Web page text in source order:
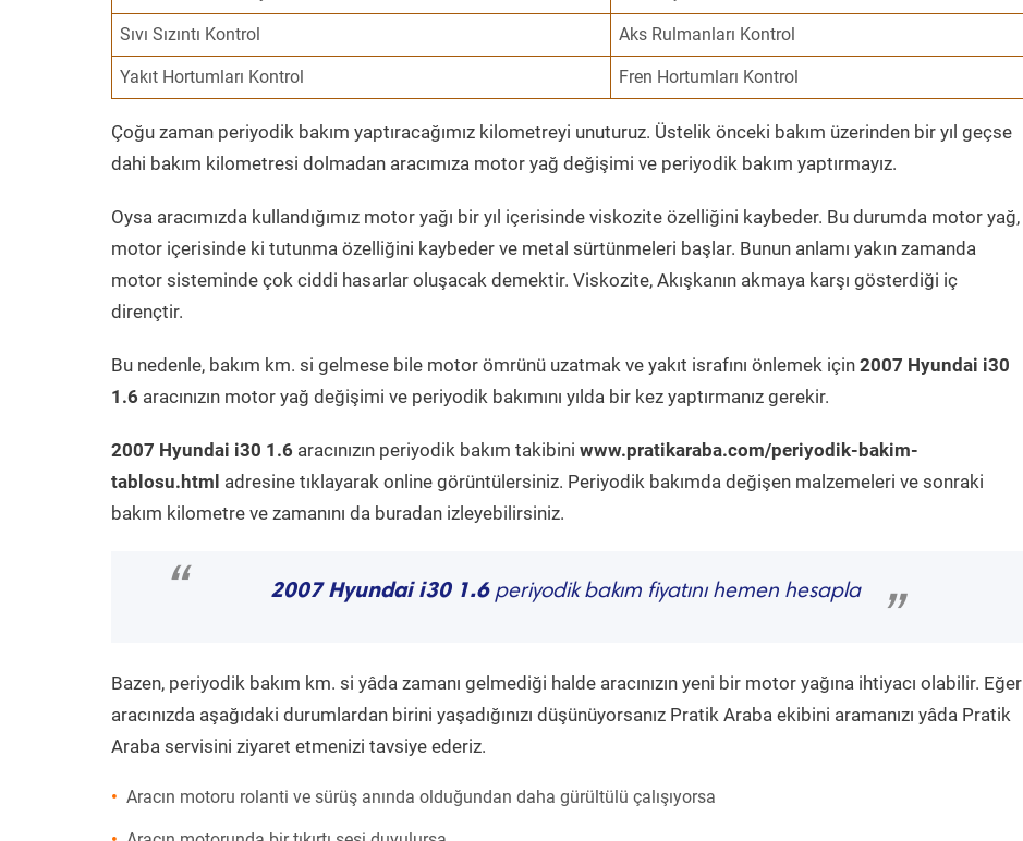
Sıvı Sızıntı Kontrol Aks Rulmanları Kontrol
Yakıt Hortumları Kontrol Fren Hortumları Kontrol
Çoğu zaman periyodik bakım yaptıracağımız kilometreyi unuturuz. Üstelik önceki bakım üzerinden bir yıl geçse
dahi bakım kilometresi dolmadan aracımıza motor yağ değişimi ve periyodik bakım yaptırmayız.
Oysa aracımızda kullandığımız motor yağı bir yıl içerisinde viskozite özelliğini kaybeder. Bu durumda motor yağ,
motor içerisinde ki tutunma özelliğini kaybeder ve metal sürtünmeleri başlar. Bunun anlamı yakın zamanda
motor sisteminde çok ciddi hasarlar oluşacak demektir. Viskozite, Akışkanın akmaya karşı gösterdiği iç
dirençtir.
Bu nedenle, bakım km. si gelmese bile motor ömrünü uzatmak ve yakıt israfını önlemek için 2007 Hyundai i30
1.6 aracınızın motor yağ değişimi ve periyodik bakımını yılda bir kez yaptırmanız gerekir.
2007 Hyundai i30 1.6 aracınızın periyodik bakım takibini www.pratikaraba.com/periyodik-bakim-
tablosu.html adresine tıklayarak online görüntülersiniz. Periyodik bakımda değişen malzemeleri ve sonraki
bakım kilometre ve zamanını da buradan izleyebilirsiniz.
“ 2007 Hyundai i30 1.6periyodik bakım fiyatını hemen hesapla
”
Bazen, periyodik bakım km. si yâda zamanı gelmediği halde aracınızın yeni bir motor yağına ihtiyacı olabilir. Eğer
aracınızda aşağıdaki durumlardan birini yaşadığınızı düşünüyorsanız Pratik Araba ekibini aramanızı yâda Pratik
Araba servisini ziyaret etmenizi tavsiye ederiz.
Aracın motoru rolanti ve sürüş anında olduğundan daha gürültülü çalışıyorsa